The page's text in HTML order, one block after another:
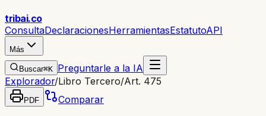
tribai.co
ConsultaDeclaracionesHerramientasEstatutoAPI
Más
Buscar⌘K Preguntarle a la IA
Explorador/Libro Tercero/Art. 475
PDF Comparar